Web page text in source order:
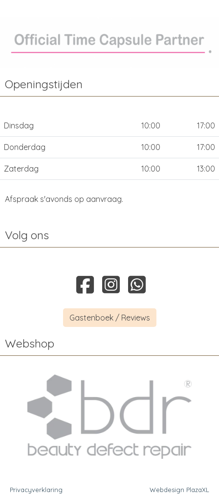
Openingstijden
Dinsdag 10:00 17:00
Donderdag 10:00 17:00
Zaterdag 10:00 13:00
Afspraak s'avonds op aanvraag.
Volg ons
Gastenboek / Reviews
Webshop
Privacyverklaring Webdesign PlazaXL